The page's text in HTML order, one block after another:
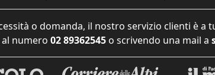
o domanda, il nostro servizio clienti è a
numero 02 89362545 o scrivendo una mail a